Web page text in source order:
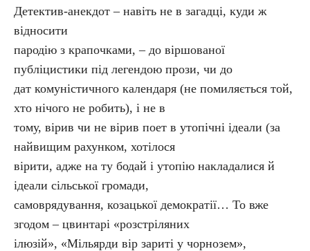
Детектив-анекдот – навіть не в загадці, куди ж
відносити
пародію з крапочками, – до віршованої
публіцистики під легендою прози, чи до
дат комуністичного календаря (не помиляється той,
хто нічого не робить), і не в
тому, вірив чи не вірив поет в утопічні ідеали (за
найвищим рахунком, хотілося
вірити, адже на ту бодай і утопію накладалися й
ідеали сільської громади,
самоврядування, козацької демократії… То вже
згодом – цвинтарі «розстріляних
ілюзій», «Мільярди вір зариті у чорнозем»,